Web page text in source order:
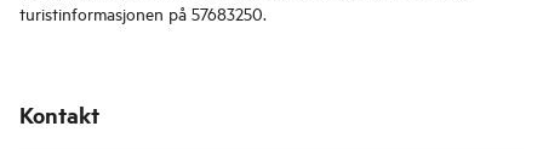
turistinformasjonen på 57683250.
Kontakt